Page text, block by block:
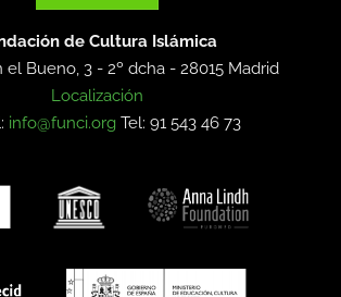
de Cultura Islámica
el Bueno, 3 - 2º dcha -28015 Madrid
Localización
info@funci.org Tel: 91 543 46 73